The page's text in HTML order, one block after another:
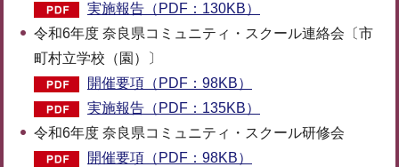
実施報告（PDF：130KB）
令和6年度 奈良県コミュニティ・スクール連絡会〔市
町村立学校（園）〕
開催要項（PDF：98KB）
実施報告（PDF：135KB）
令和6年度 奈良県コミュニティ・スクール研修会
開催要項（PDF：98KB）